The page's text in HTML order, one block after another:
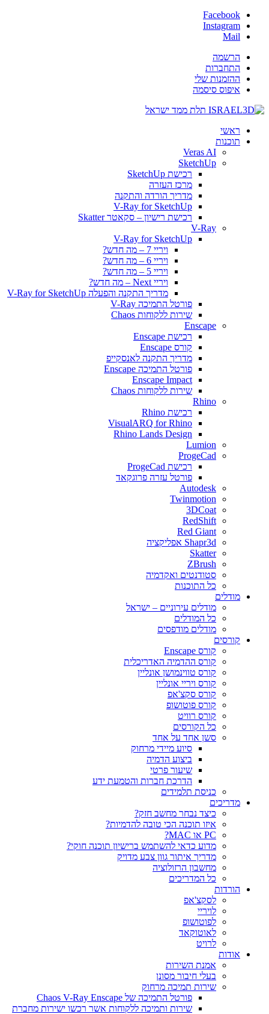
Facebook
Instagram
Mail
הרשמה
התחברות
ההזמנות שלי
איפוס סיסמה
ראשי
תוכנות
Veras AI
SketchUp
רכישת SketchUp
מרכז העזרה
מדריך הורדה והתקנה
V-Ray for SketchUp
רכישת רישיון – סקאטר Skatter
V-Ray
V-Ray for SketchUp
ויריי 7 – מה חדש?
ויריי 6 – מה חדש?
ויריי 5 – מה חדש?
ויריי Next – מה חדש?
מדריך התקנה והפעלה V-Ray for SketchUp
פורטל התמיכה V-Ray
שירות ללקוחות Chaos
Enscape
רכישת Enscape
קורס Enscape
מדריך התקנה לאנסקייפ
פורטל התמיכה Enscape
Enscape Impact
שירות ללקוחות Chaos
Rhino
רכישת Rhino
VisualARQ for Rhino
Rhino Lands Design
Lumion
ProgeCad
רכישת ProgeCad
פורטל עזרה פרוגקאד
Autodesk
Twinmotion
3DCoat
RedShift
Red Giant
Shapr3d אפליקציה
Skatter
ZBrush
סטודנטים ואקדמיה
כל התוכנות
מודלים
מודלים עירוניים – ישראל
כל המודלים
מודלים מודפסים
קורסים
קורס Enscape
קורס ההדמיה האדריכלית
קורס טווינמושן אונליין
קורס ויריי אונליין
קורס סקצ'אפ
קורס פוטושופ
קורס רוויט
כל הקורסים
סשן אחד על אחד
סיוע מיידי מרחוק
ביצוע הדמיה
שיעור פרטי
הדרכת חברות והטמעת ידע
כניסת תלמידים
מדריכים
כיצד נבחר מחשב חזק?
איזו תוכנה הכי טובה להדמיות?‎‎
PC או MAC?
מדוע כדאי להשתמש ברישיון תוכנה חוקי?
מדריך איתור גוון צבע מדויק
מחשבון הרזולוציה
כל המדריכים
הורדות
לסקצ'אפ
לויריי
לפוטושופ
לאוטוקאד
לרויט
אודות
אמנת השירות
בעלי חיבור מסונן
שירות תמיכה מרחוק
פורטל התמיכה של Chaos V-Ray Enscape
שירות ותמיכה ללקוחות אשר רכשו ישירות מחברת